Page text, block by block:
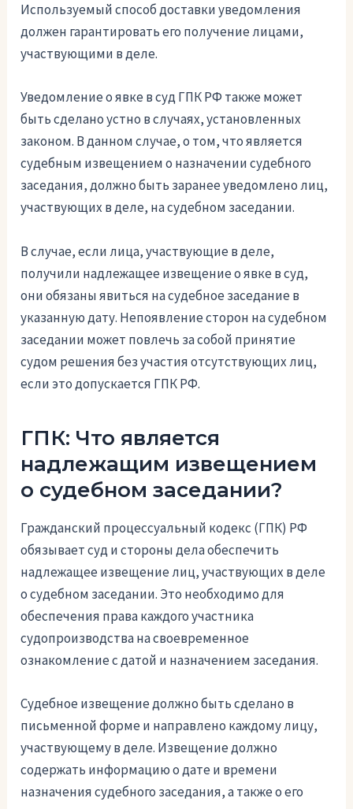
Используемый способ доставки уведомления
должен гарантировать его получение лицами,
участвующими в деле.
Уведомление о явке в суд ГПК РФ также может
быть сделано устно в случаях, установленных
законом. В данном случае, о том, что является
судебным извещением о назначении судебного
заседания, должно быть заранее уведомлено лиц,
участвующих в деле, на судебном заседании.
В случае, если лица, участвующие в деле,
получили надлежащее извещение о явке в суд,
они обязаны явиться на судебное заседание в
указанную дату. Непоявление сторон на судебном
заседании может повлечь за собой принятие
судом решения без участия отсутствующих лиц,
если это допускается ГПК РФ.
ГПК: Что является
надлежащим извещением
о судебном заседании?
Гражданский процессуальный кодекс (ГПК) РФ
обязывает суд и стороны дела обеспечить
надлежащее извещение лиц, участвующих в деле
о судебном заседании. Это необходимо для
обеспечения права каждого участника
судопроизводства на своевременное
ознакомление с датой и назначением заседания.
Судебное извещение должно быть сделано в
письменной форме и направлено каждому лицу,
участвующему в деле. Извещение должно
содержать информацию о дате и времени
назначения судебного заседания, а также о его